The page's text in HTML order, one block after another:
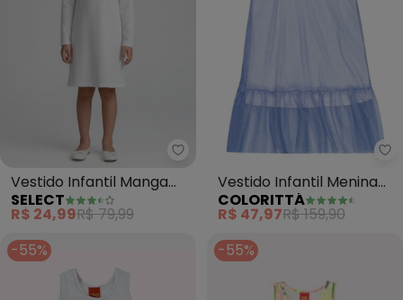
Select - Vestido Infantil Manga
Vestido Infantil Manga
Longa (Branco)
SELECT
R$ 24,99R$ 79,99
Vestido Infantil Menina
com Sobreposição Tule
Colo
COLORITTÁ
R$ 47,97R$ 159,90
-55%
-55%